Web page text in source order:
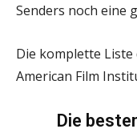
Senders noch eine
Die komplette Liste
American Film
Die